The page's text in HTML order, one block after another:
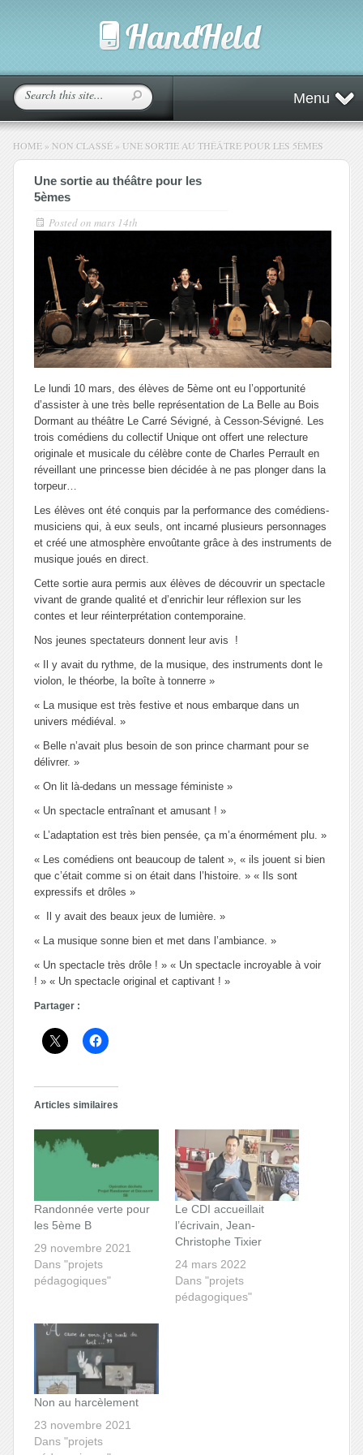
Menu
HOME » NON CLASSÉ » UNE SORTIE AU THÉÂTRE POUR LES 5ÈMES
Une sortie au théâtre pour les
5èmes
Posted on mars 14th
Le lundi 10 mars, des élèves de 5ème ont eu l’opportunité
d’assister à une très belle représentation de La Belle au Bois
Dormant au théâtre Le Carré Sévigné, à Cesson-Sévigné. Les
trois comédiens du collectif Unique ont offert une relecture
originale et musicale du célèbre conte de Charles Perrault en
réveillant une princesse bien décidée à ne pas plonger dans la
torpeur…
Les élèves ont été conquis par la performance des comédiens-
musiciens qui, à eux seuls, ont incarné plusieurs personnages
et créé une atmosphère envoûtante grâce à des instruments de
musique joués en direct.
Cette sortie aura permis aux élèves de découvrir un spectacle
vivant de grande qualité et d’enrichir leur réflexion sur les
contes et leur réinterprétation contemporaine.
Nos jeunes spectateurs donnent leur avis !
« Il y avait du rythme, de la musique, des instruments dont le
violon, le théorbe, la boîte à tonnerre »
« La musique est très festive et nous embarque dans un
univers médiéval. »
« Belle n’avait plus besoin de son prince charmant pour se
délivrer. »
« On lit là-dedans un message féministe »
« Un spectacle entraînant et amusant ! »
« L’adaptation est très bien pensée, ça m’a énormément plu. »
« Les comédiens ont beaucoup de talent », « ils jouent si bien
que c’était comme si on était dans l’histoire. » « Ils sont
expressifs et drôles »
« Il y avait des beaux jeux de lumière. »
« La musique sonne bien et met dans l’ambiance. »
« Un spectacle très drôle ! » « Un spectacle incroyable à voir
! » « Un spectacle original et captivant ! »
Partager :
Articles similaires
Randonnée verte pour
les 5ème B
29 novembre 2021
Dans "projets
pédagogiques"
Le CDI accueillait
l’écrivain, Jean-
Christophe Tixier
24 mars 2022
Dans "projets
pédagogiques"
Non au harcèlement
23 novembre 2021
Dans "projets